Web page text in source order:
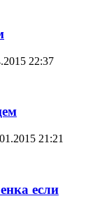
22:37
21:21
если